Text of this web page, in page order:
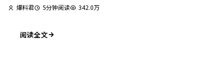
爆料君 5分钟阅读 342.0万
阅读全文